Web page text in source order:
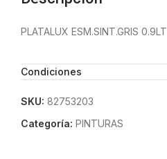
PLATALUX ESM.SINT.GRIS 0.9LT
Condiciones
SKU: 82753203
Categoría: PINTURAS